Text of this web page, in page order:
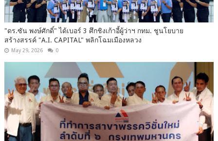
"ดร.ซัน พงษ์ศักดิ์" ได้เบอร์ 3 ศึกชิงเก้าอี้ผู้ว่าฯ กทม. ชูนโยบาย
สร้างสรรค์ "A.I. CAPITAL" พลิกโฉมเมืองหลวง
May 29, 2026 0